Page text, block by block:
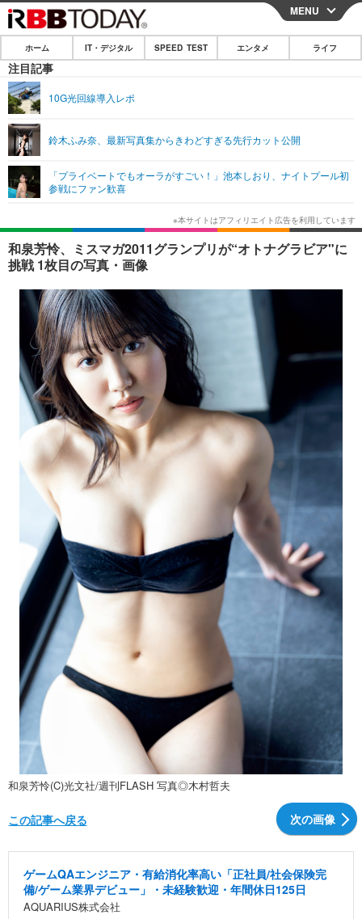
CLOSE
ホーム
IT・デジタル
ショッピング その他
SPEED TEST
エンタメ
エンタメTOP
韓国・芸能
音楽 スポーツ
ショッピング その他
ライフ
ライフTOP グルメ
ペット ショッピング
その他
リリース一覧
プッシュ通知の停止方法
MENU
ホーム IT・デジタル SPEED TEST エンタメ ライフ
注目記事
10G光回線導入レポ
鈴木ふみ奈、最新写真集からきわどすぎる先行カット公開
「プライベートでもオーラがすごい！」池本しおり、ナイトプール初
参戦にファン歓喜
和泉芳怜、ミスマガ2011グランプリが“オトナグラビア"に
挑戦 1枚目の写真・画像
和泉芳怜(C)光文社/週刊FLASH 写真◎木村哲夫
次の画像
この記事へ戻る
ゲームQAエンジニア・有給消化率高い「正社員/社会保険完
備/ゲーム業界デビュー」・未経験歓迎・年間休日125日
AQUARIUS株式会社